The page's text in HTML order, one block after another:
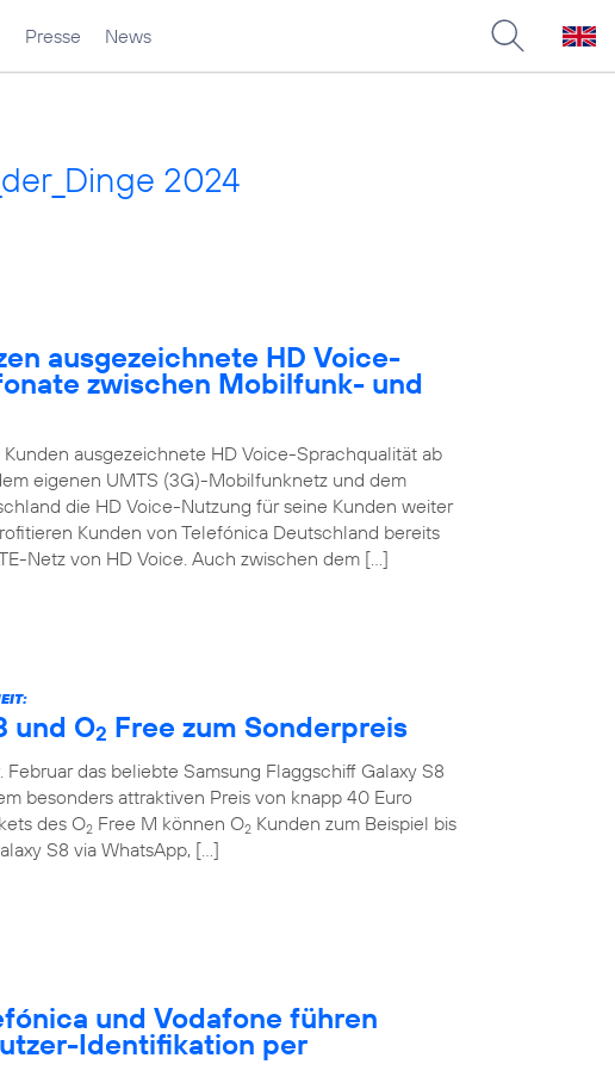
Presse News
2024
ausgezeichnete HD Voice-
zwischen Mobilfunk- und
ausgezeichnete HD Voice-Sprachqualität ab
eigenen UMTS (3G)-Mobilfunknetz und dem
die HD Voice-Nutzung für seine Kunden weiter
Kunden von Telefónica Deutschland bereits
Netz von HD Voice. Auch zwischen dem […]
und O2 Free zum Sonderpreis
Februar das beliebte Samsung Flaggschiff Galaxy S8
besonders attraktiven Preis von knapp 40 Euro
des O2 Free M können O2 Kunden zum Beispiel bis
S8 via WhatsApp, […]
und Vodafone führen
Identifikation per